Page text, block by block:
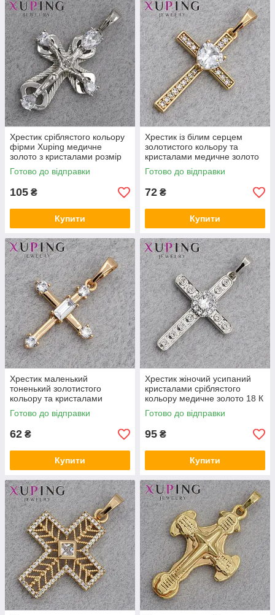
Хрестик сріблястого кольору
фірми Xuping медичне
золото з кристалами розмір
виробу 26х8 мм
Готово до відправки
105 ₴
Купити
Хрестик із білим серцем
золотистого кольору та
кристалами медичне золото
18 К розмір виробу 33х17 мм
Готово до відправки
72 ₴
Купити
Хрестик маленький
тоненький золотистого
кольору та кристалами
медичне золото 18 К розмір
виробу 25х16 мм
Готово до відправки
62 ₴
Купити
Хрестик жіночий усипаний
кристалами сріблястого
кольору медичне золото 18 К
розмір виробу 35х20 мм
Готово до відправки
95 ₴
Купити